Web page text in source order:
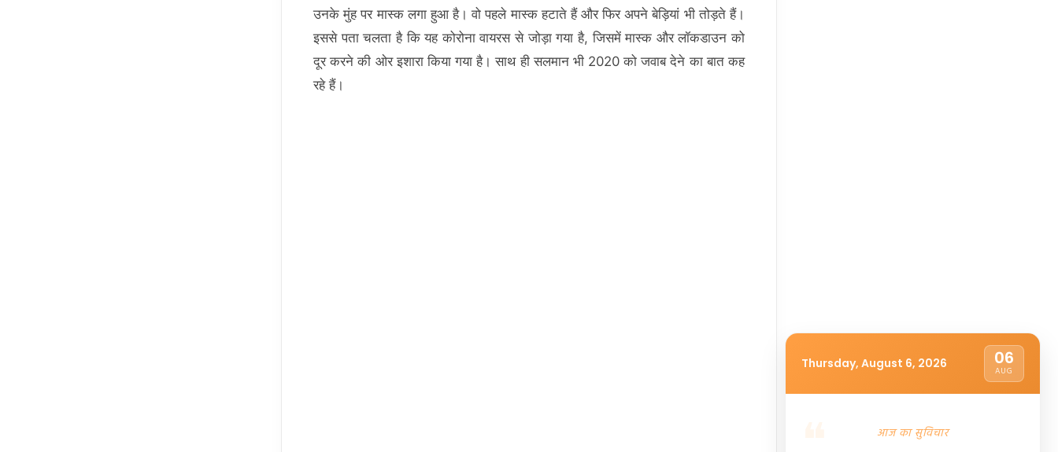
उनके मुंह पर मास्क लगा हुआ है। वो पहले मास्क हटाते हैं और फिर अपने बेड़ियां भी तोड़ते हैं।
इससे पता चलता है कि यह कोरोना वायरस से जोड़ा गया है, जिसमें मास्क और लॉकडाउन को
दूर करने की ओर इशारा किया गया है। साथ ही सलमान भी 2020 को जवाब देने का बात कह
रहे हैं।
Thursday, August 6, 2026 06
AUG
आज का सुविचार